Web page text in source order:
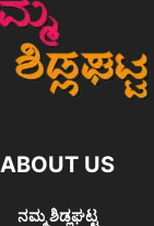
ABOUT US
ನಮ್ಮ ಶಿಡ್ಲಘಟ್ಟ